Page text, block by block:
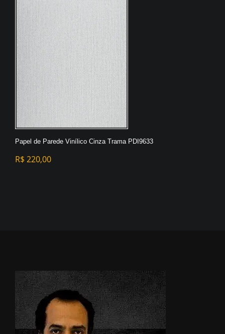
Papel de Parede Vinílico Cinza Trama PDI9633
R$ 220,00